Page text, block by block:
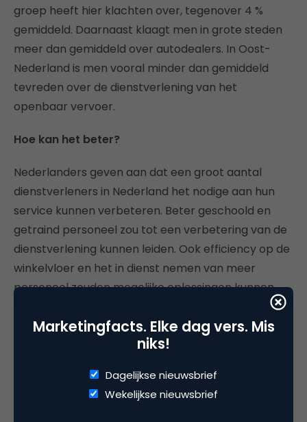
groep heeft hier klachten over, tegenover 4 %
gemiddeld. Daarnaast klaagt men in grote steden
meer dan gemiddeld over autodealers. In Oost-
Nederland is men vooral minder dan gemiddeld
tevreden over de dienstverlening van het
openbaar vervoer.
Hoe kan het beter?
Nederlanders geven aan dat een groot aantal
dienstverleners in Nederland het nodige aan hun
service kunnen verbeteren. Beter geschoold en
getraind personeel zou tot een verbetering van de
dienstverlening kunnen leiden. Ook efficiency op de
winkelvloer en het in dienst nemen van meer
personeel zouden mogelijke oplossingen kunnen
zijn. Daarnaast zou de oplossingsbereidheid bij het
behandelen van klachten gestimuleerd moeten
24-uurs economie
Marketingfacts. Elke dag vers. Mis
niks!
Dagelijkse nieuwsbrief
Wekelijkse nieuwsbrief